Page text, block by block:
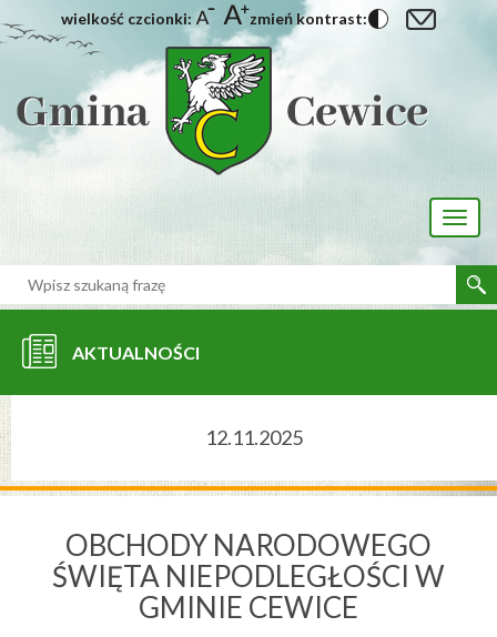
wielkość czcionki: zmień kontrast:
AKTUALNOŚCI
12.11.2025
OBCHODY NARODOWEGO
ŚWIĘTA NIEPODLEGŁOŚCI W
GMINIE CEWICE
[interaktywna-mapa]